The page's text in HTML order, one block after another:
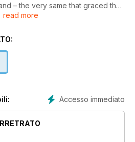
– the very same that graced the
back in 2000. As we gear up for
cover story showcasing some
artistic revival.
in Asia, head off on a green
York City and reveal what you can
read more
Accesso immediato